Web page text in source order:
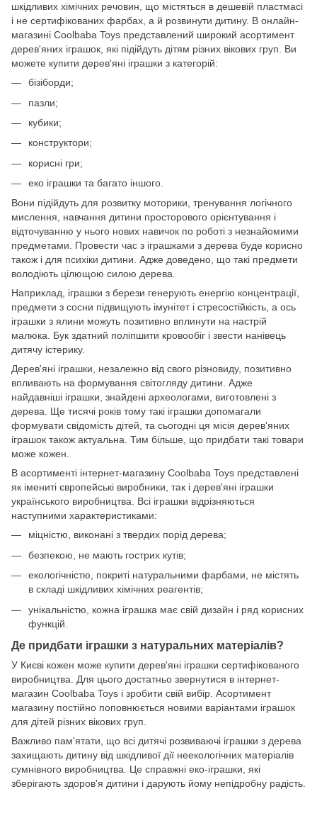
шкідливих хімічних речовин, що містяться в дешевій пластмасі
і не сертифікованих фарбах, а й розвинути дитину. В онлайн-
магазині Coolbaba Toys представлений широкий асортимент
дерев'яних іграшок, які підійдуть дітям різних вікових груп. Ви
можете купити дерев'яні іграшки з категорій:
бізіборди;
пазли;
кубики;
конструктори;
корисні гри;
еко іграшки та багато іншого.
Вони підійдуть для розвитку моторики, тренування логічного
мислення, навчання дитини просторового орієнтування і
відточуванню у нього нових навичок по роботі з незнайомими
предметами. Провести час з іграшками з дерева буде корисно
також і для психіки дитини. Адже доведено, що такі предмети
володіють цілющою силою дерева.
Наприклад, іграшки з берези генерують енергію концентрації,
предмети з сосни підвищують імунітет і стресостійкість, а ось
іграшки з ялини можуть позитивно вплинути на настрій
малюка. Бук здатний поліпшити кровообіг і звести нанівець
дитячу істерику.
Дерев'яні іграшки, незалежно від свого різновиду, позитивно
впливають на формування світогляду дитини. Адже
найдавніші іграшки, знайдені археологами, виготовлені з
дерева. Ще тисячі років тому такі іграшки допомагали
формувати свідомість дітей, та сьогодні ця місія дерев'яних
іграшок також актуальна. Тим більше, що придбати такі товари
може кожен.
В асортименті інтернет-магазину Coolbaba Toys представлені
як імениті європейські виробники, так і дерев'яні іграшки
українського виробництва. Всі іграшки відрізняються
наступними характеристиками:
міцністю, виконані з твердих порід дерева;
безпекою, не мають гострих кутів;
екологічністю, покриті натуральними фарбами, не містять
в складі шкідливих хімічних реагентів;
унікальністю, кожна іграшка має свій дизайн і ряд корисних
функцій.
Де придбати іграшки з натуральних матеріалів?
У Києві кожен може купити дерев'яні іграшки сертифікованого
виробництва. Для цього достатньо звернутися в інтернет-
магазин Coolbaba Toys і зробити свій вибір. Асортимент
магазину постійно поповнюється новими варіантами іграшок
для дітей різних вікових груп.
Важливо пам'ятати, що всі дитячі розвиваючі іграшки з дерева
захищають дитину від шкідливої ​​дії неекологічних матеріалів
сумнівного виробництва. Це справжні еко-іграшки, які
зберігають здоров'я дитини і дарують йому непідробну радість.